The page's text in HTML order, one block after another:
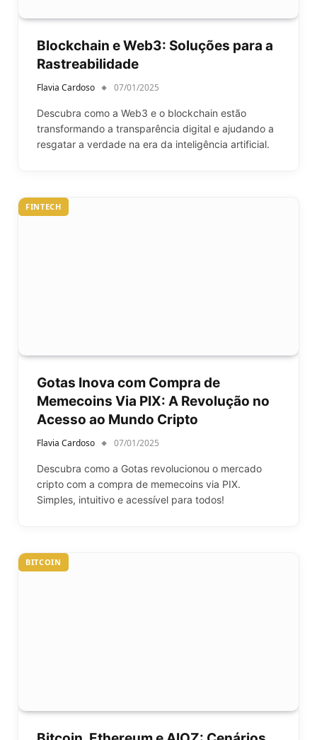
Blockchain e Web3: Soluções para a
Rastreabilidade
Flavia Cardoso 07/01/2025
Descubra como a Web3 e o blockchain estão
transformando a transparência digital e ajudando a
resgatar a verdade na era da inteligência artificial.
FINTECH
Gotas Inova com Compra de
Memecoins Via PIX: A Revolução no
Acesso ao Mundo Cripto
Flavia Cardoso 07/01/2025
Descubra como a Gotas revolucionou o mercado
cripto com a compra de memecoins via PIX.
Simples, intuitivo e acessível para todos!
BITCOIN